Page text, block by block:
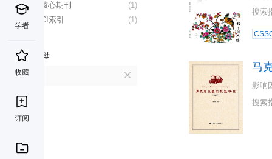
学者
收藏
订阅
(1)
北大核心期刊
(1)
CSSCI索引
首字母
M
搜索
马
影响
搜索